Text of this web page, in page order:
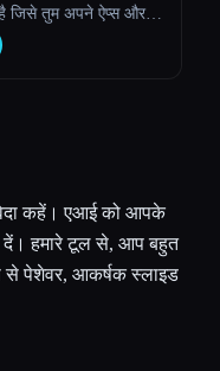
जिसे तुम अपने ऐप्स और
कहें। एआई को आपके
दें। हमारे टूल से, आप बहुत
से पेशेवर, आकर्षक स्लाइड